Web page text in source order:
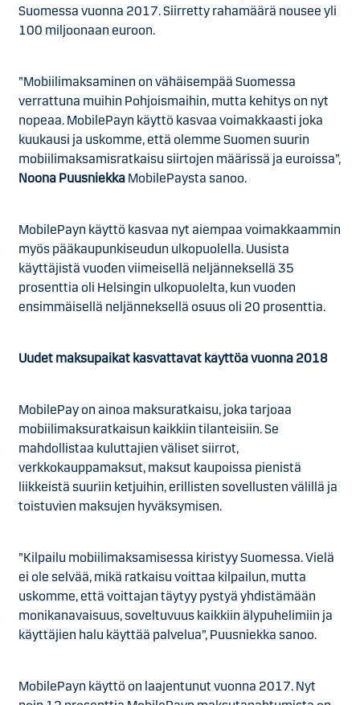
Suomessa vuonna 2017. Siirretty rahamäärä nousee yli
100 miljoonaan euroon.
”Mobiilimaksaminen on vähäisempää Suomessa
verrattuna muihin Pohjoismaihin, mutta kehitys on nyt
nopeaa. MobilePayn käyttö kasvaa voimakkaasti joka
kuukausi ja uskomme, että olemme Suomen suurin
mobiilimaksamisratkaisu siirtojen määrissä ja euroissa”,
Noona Puusniekka MobilePaysta sanoo.
MobilePayn käyttö kasvaa nyt aiempaa voimakkaammin
myös pääkaupunkiseudun ulkopuolella. Uusista
käyttäjistä vuoden viimeisellä neljänneksellä 35
prosenttia oli Helsingin ulkopuolelta, kun vuoden
ensimmäisellä neljänneksellä osuus oli 20 prosenttia.
Uudet maksupaikat kasvattavat käyttöä vuonna 2018
MobilePay on ainoa maksuratkaisu, joka tarjoaa
mobiilimaksuratkaisun kaikkiin tilanteisiin. Se
mahdollistaa kuluttajien väliset siirrot,
verkkokauppamaksut, maksut kaupoissa pienistä
liikkeistä suuriin ketjuihin, erillisten sovellusten välillä ja
toistuvien maksujen hyväksymisen.
”Kilpailu mobiilimaksamisessa kiristyy Suomessa. Vielä
ei ole selvää, mikä ratkaisu voittaa kilpailun, mutta
uskomme, että voittajan täytyy pystyä yhdistämään
monikanavaisuus, soveltuvuus kaikkiin älypuhelimiin ja
käyttäjien halu käyttää palvelua”, Puusniekka sanoo.
MobilePayn käyttö on laajentunut vuonna 2017. Nyt